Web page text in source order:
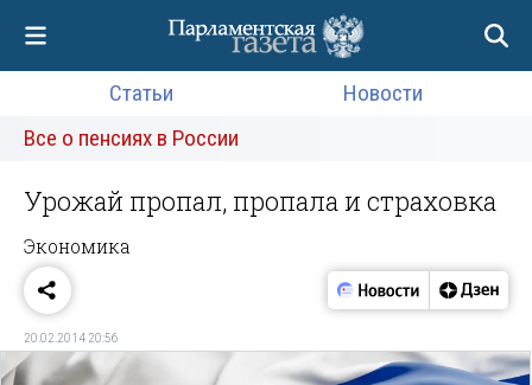
Статьи
Новости
Все о пенсиях в России
Урожай пропал, пропала и страховка
Экономика
20.02.2014 20:56